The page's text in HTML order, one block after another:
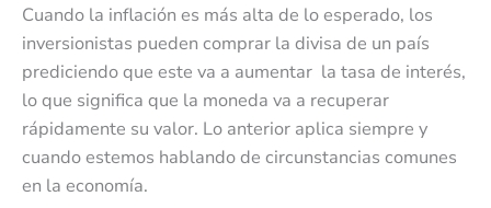
Cuando la inflación es más alta de lo esperado, los
inversionistas pueden comprar la divisa de un país
prediciendo que este va a aumentar la tasa de interés,
lo que significa que la moneda va a recuperar
rápidamente su valor. Lo anterior aplica siempre y
cuando estemos hablando de circunstancias comunes
en la economía.